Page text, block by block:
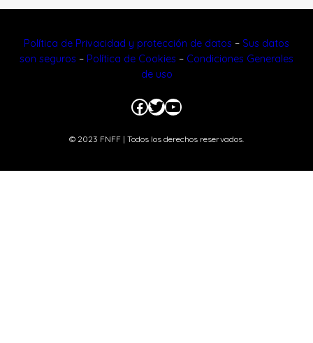
Política de Privacidad y protección de datos – Sus datos
son seguros – Política de Cookies – Condiciones Generales
de uso
Facebook
Twitter
YouTube
© 2023 FNFF | Todos los derechos reservados.